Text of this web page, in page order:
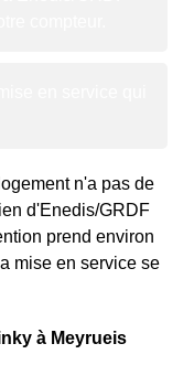
n'a pas de
d'Enedis/GRDF
prend environ
mise en service se
à Meyrueis